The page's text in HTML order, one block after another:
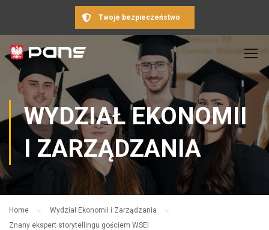
Twoje bezpieczeństwo
WYDZIAŁ EKONOMII
I ZARZĄDZANIA
Home
Wydział Ekonomii i Zarządzania
Znany ekspert storytellingu gościem WSEI